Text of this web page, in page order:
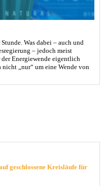
Was dabei – auch und
– jedoch meist
der Energiewende eigentlich
„nur“ um eine Wende von
geschlossene Kreisläufe für